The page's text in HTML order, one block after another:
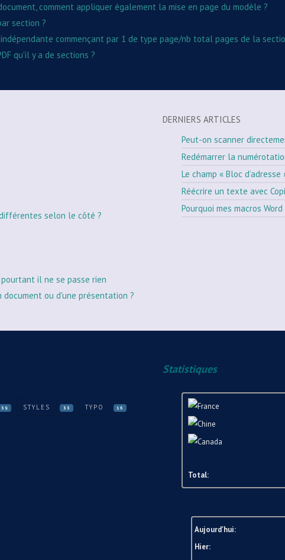
comment appliquer également la mise en page du modèle ?
section ?
commençant par 1 de type page/nb total pages de la
qu'il y a de sections ?
selon le côté ?
il ne se passe rien
ou d'une présentation ?
DERNIERS ARTICLES
Peut-on scanner
Redémarrer la
Le champ « Bloc
Réécrire un texte avec
Pourquoi mes macros
39 STYLES 33 TYPO 16
Statistiques
Total:
Aujourd'hui:
Hier: